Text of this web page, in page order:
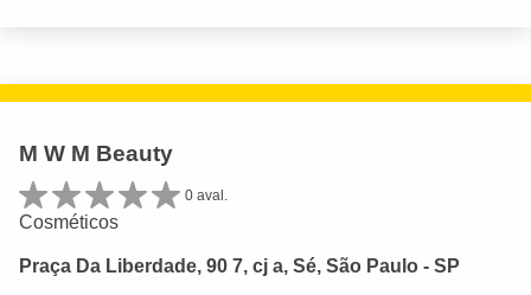
M W M Beauty
0 aval.
Cosméticos
Praça Da Liberdade, 90 7, cj a, Sé, São Paulo - SP